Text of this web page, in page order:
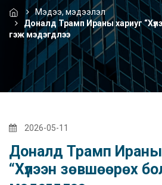
Мэдээ, мэдээлэл
Доналд Трамп Ираны хариуг
гэж мэдэгдлээ
2026-05-11
Доналд Трамп Ираны
“Хүлээн зөвшөөрөх